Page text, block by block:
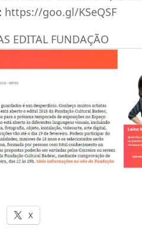
https://goo.gl/KSeQSF
X